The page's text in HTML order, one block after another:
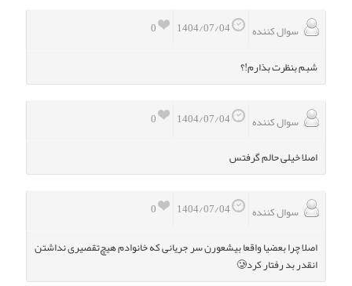
0
سوال کننده
شبم بنظرت بذارم!؟
0
سوال کننده
اصلا خیلی حالم گرفتس
0
سوال کننده
اصلا چرا بعضیا واقعا بیشعورن سر جریانی که خانوادم هیچ‌تقصیری نداشتن
انقدر بد رفتار کرد🥲